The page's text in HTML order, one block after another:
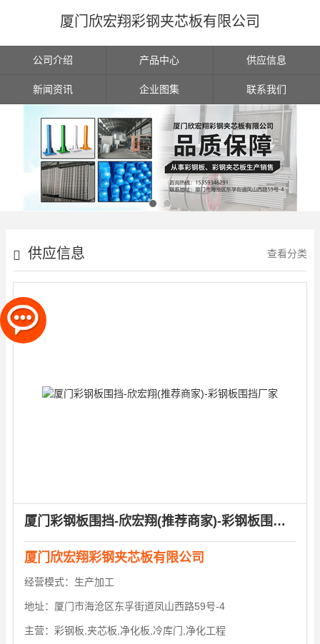
厦门欣宏翔彩钢夹芯板有限公司
公司介绍 产品中心 供应信息
新闻资讯 企业图集 联系我们
供应信息 查看分类
厦门彩钢板围挡-欣宏翔(推荐商家)-彩钢板围挡厂家
厦门欣宏翔彩钢夹芯板有限公司
经营模式： 生产加工
地址： 厦门市海沧区东孚街道凤山西路59号-4
主营： 彩钢板,夹芯板,净化板,冷库门,净化工程